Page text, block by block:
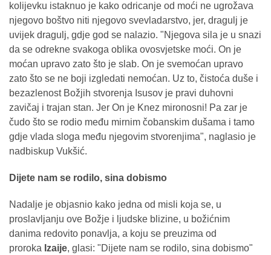
kolijevku istaknuo je kako odricanje od moći ne ugrožava
njegovo boštvo niti njegovo svevladarstvo, jer, dragulj je
uvijek dragulj, gdje god se nalazio. "Njegova sila je u snazi
da se odrekne svakoga oblika ovosvjetske moći. On je
moćan upravo zato što je slab. On je svemoćan upravo
zato što se ne boji izgledati nemoćan. Uz to, čistoća duše i
bezazlenost Božjih stvorenja Isusov je pravi duhovni
zavičaj i trajan stan. Jer On je Knez mironosni! Pa zar je
čudo što se rodio među mirnim čobanskim dušama i tamo
gdje vlada sloga među njegovim stvorenjima", naglasio je
nadbiskup Vukšić.
Dijete nam se rodilo, sina dobismo
Nadalje je objasnio kako jedna od misli koja se, u
proslavljanju ove Božje i ljudske blizine, u božićnim
danima redovito ponavlja, a koju se preuzima od
proroka Izaije, glasi: "Dijete nam se rodilo, sina dobismo"